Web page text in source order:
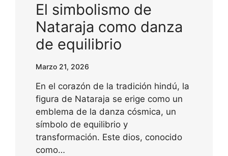
El simbolismo de
Nataraja como danza
de equilibrio
Marzo 21, 2026
En el corazón de la tradición hindú, la
figura de Nataraja se erige como un
emblema de la danza cósmica, un
símbolo de equilibrio y
transformación. Este dios, conocido
como…